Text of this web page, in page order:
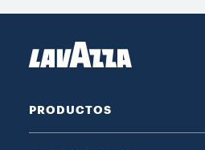
PRODUCTOS